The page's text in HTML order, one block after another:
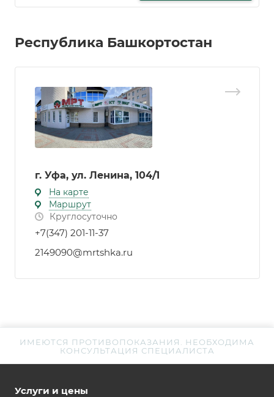
Республика Башкортостан
г. Уфа, ул. Ленина, 104/1
На карте
Маршрут
Круглосуточно
+7(347) 201-11-37
2149090@mrtshka.ru
ИМЕЮТСЯ ПРОТИВОПОКАЗАНИЯ. НЕОБХОДИМА
КОНСУЛЬТАЦИЯ СПЕЦИАЛИСТА
Услуги и цены